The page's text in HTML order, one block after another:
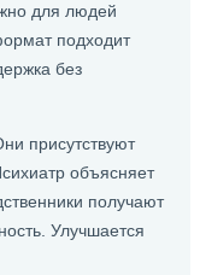
для людей
подходит
без
присутствуют
объясняет
получают
Улучшается